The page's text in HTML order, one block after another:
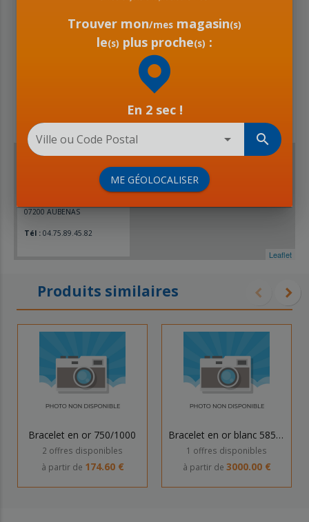
Trouver mon/mes magasin(s)
le(s) plus proche(s) :
En 2 sec !
Ville ou Code Postal arrow_drop_down search
ME GÉOLOCALISER
Toutes les offres :
Leaflet
07200 AUBENAS
Tél : 04.75.89.45.82
Produits similaires
Bracelet en or 750/1000
2 offres disponibles
à partir de 174.60 €
Bracelet en or blanc 585/1000
1 offres disponibles
à partir de 3000.00 €